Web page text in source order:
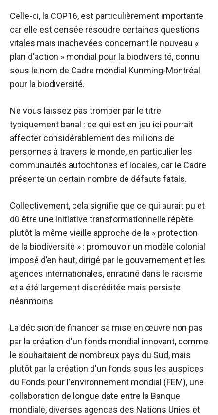
Celle-ci, la COP16, est particulièrement importante
car elle est censée résoudre certaines questions
vitales mais inachevées concernant le nouveau «
plan d'action » mondial pour la biodiversité, connu
sous le nom de Cadre mondial Kunming-Montréal
pour la biodiversité.
Ne vous laissez pas tromper par le titre
typiquement banal : ce qui est en jeu ici pourrait
affecter considérablement des millions de
personnes à travers le monde, en particulier les
communautés autochtones et locales, car le Cadre
présente un certain nombre de défauts fatals.
Collectivement, cela signifie que ce qui aurait pu et
dû être une initiative transformationnelle répète
plutôt la même vieille approche de la « protection
de la biodiversité » : promouvoir un modèle colonial
imposé d’en haut, dirigé par le gouvernement et les
agences internationales, enraciné dans le racisme
et a été largement discréditée mais persiste
néanmoins.
La décision de financer sa mise en œuvre non pas
par la création d'un fonds mondial innovant, comme
le souhaitaient de nombreux pays du Sud, mais
plutôt par la création d'un fonds sous les auspices
du Fonds pour l'environnement mondial (FEM), une
collaboration de longue date entre la Banque
mondiale, diverses agences des Nations Unies et